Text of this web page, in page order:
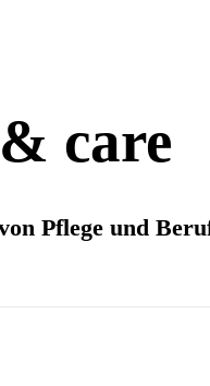
care
Pflege und